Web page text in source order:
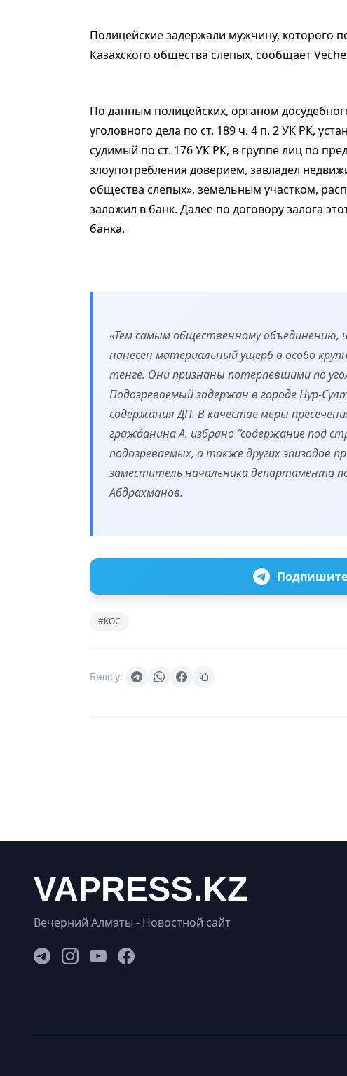
Полицейские задержали мужчину, которого
Казахского общества слепых, сообщает
По данным полицейских, органом
уголовного дела по ст. 189 ч. 4 п. 2 УК РК,
судимый по ст. 176 УК РК, в группе лиц по
злоупотребления доверием, завладел
общества слепых», земельным участком,
заложил в банк. Далее по договору залога
банка.
«Тем самым общественному объединению,
нанесен материальный ущерб в особо
тенге. Они признаны потерпевшими по
Подозреваемый задержан в городе Нур-
содержания ДП. В качестве меры
гражданина А. избрано “содержание под
подозреваемых, а также других эпизодов
заместитель начальника департамента
Абдрахманов.
#КОС
Бөлісу:
Вечерний Алматы - Новостной сайт